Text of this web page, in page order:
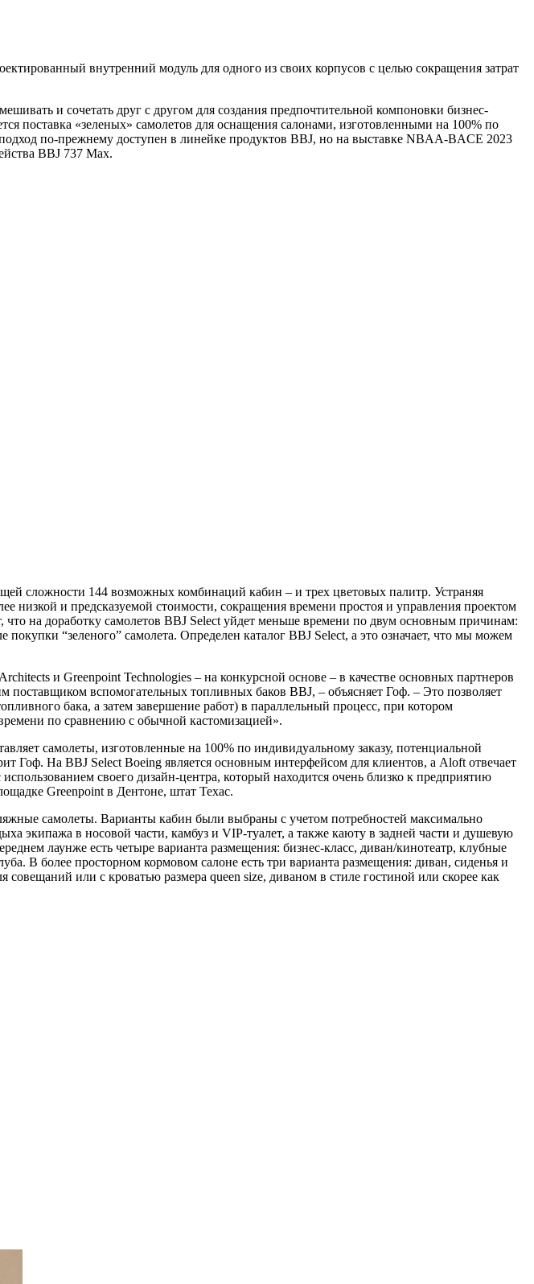
внутренний модуль для одного из своих корпусов с целью сокращения затрат
и сочетать друг с другом для создания предпочтительной компоновки бизнес-
поставка «зеленых» самолетов для оснащения салонами, изготовленными на 100% по
по-прежнему доступен в линейке продуктов BBJ, но на выставке NBAA-BACE 2023
BBJ 737 Max.
сложности 144 возможных комбинаций кабин – и трех цветовых палитр. Устраняя
низкой и предсказуемой стоимости, сокращения времени простоя и управления проектом
на доработку самолетов BBJ Select уйдет меньше времени по двум основным причинам:
“зеленого” самолета. Определен каталог BBJ Select, а это означает, что мы можем
и Greenpoint Technologies – на конкурсной основе – в качестве основных партнеров
вспомогательных топливных баков BBJ, – объясняет Гоф. – Это позволяет
бака, а затем завершение работ) в параллельный процесс, при котором
по сравнению с обычной кастомизацией».
самолеты, изготовленные на 100% по индивидуальному заказу, потенциальной
Гоф. На BBJ Select Boeing является основным интерфейсом для клиентов, а Aloft отвечает
своего дизайн-центра, который находится очень близко к предприятию
Greenpoint в Дентоне, штат Техас.
самолеты. Варианты кабин были выбраны с учетом потребностей максимально
экипажа в носовой части, камбуз и VIP-туалет, а также каюту в задней части и душевую
лаунже есть четыре варианта размещения: бизнес-класс, диван/кинотеатр, клубные
В более просторном кормовом салоне есть три варианта размещения: диван, сиденья и
или с кроватью размера queen size, диваном в стиле гостиной или скорее как